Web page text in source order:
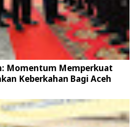
Momentum Memperkuat
Keberkahan Bagi Aceh